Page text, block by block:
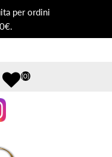
per ordini
(0)